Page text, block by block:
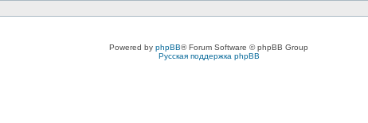
Powered by phpBB® Forum Software © phpBB Group
Русская поддержка phpBB